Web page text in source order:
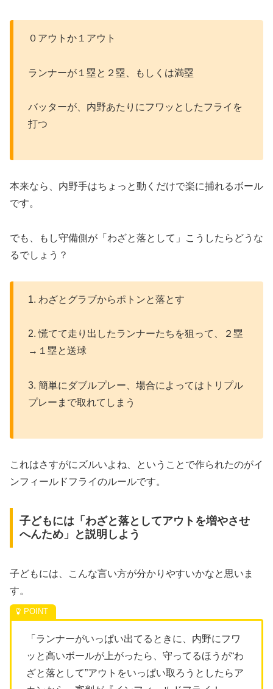
０アウトか１アウト
ランナーが１塁と２塁、もしくは満塁
バッターが、内野あたりにフワッとしたフライを
打つ
本来なら、内野手はちょっと動くだけで楽に捕れるボール
です。
でも、もし守備側が「わざと落として」こうしたらどうな
るでしょう？
1. わざとグラブからポトンと落とす
2. 慌てて走り出したランナーたちを狙って、２塁
→１塁と送球
3. 簡単にダブルプレー、場合によってはトリプル
プレーまで取れてしまう
これはさすがにズルいよね、ということで作られたのがイ
ンフィールドフライのルールです。
子どもには「わざと落としてアウトを増やさせ
へんため」と説明しよう
子どもには、こんな言い方が分かりやすいかなと思いま
す。
「ランナーがいっぱい出てるときに、内野にフワ
ッと高いボールが上がったら、守ってるほうが“わ
ざと落として”アウトをいっぱい取ろうとしたらア